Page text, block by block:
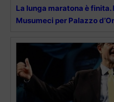
La lunga maratona è
Musumeci per Palazzo